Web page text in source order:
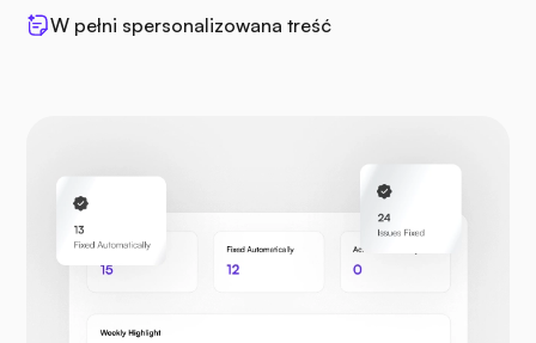
W pełni spersonalizowana treść